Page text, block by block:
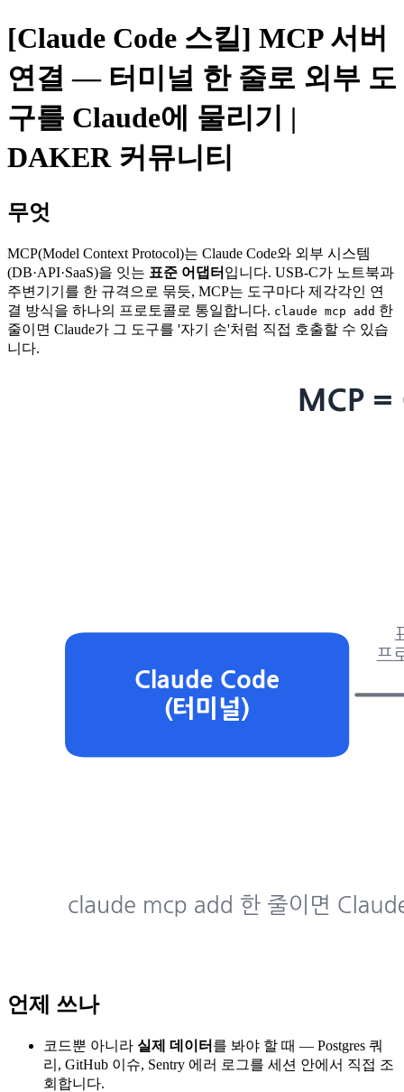
[Claude Code 스킬] MCP 서버
연결 — 터미널 한 줄로 외부 도
구를 Claude에 물리기 |
DAKER 커뮤니티
무엇
MCP(Model Context Protocol)는 Claude Code와 외부 시스템
(DB·API·SaaS)을 잇는 표준 어댑터 입니다. USB-C가 노트북과
주변기기를 한 규격으로 묶듯, MCP는 도구마다 제각각인 연
결 방식을 하나의 프로토콜로 통일합니다. claude mcp add 한
줄이면 Claude가 그 도구를 '자기 손'처럼 직접 호출할 수 있습
니다.
언제 쓰나
코드뿐 아니라 실제 데이터 를 봐야 할 때 — Postgres 쿼
리, GitHub 이슈, Sentry 에러 로그를 세션 안에서 직접 조
회합니다.